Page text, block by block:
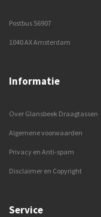
Postbus 56907
1040 AX Amsterdam
Informatie
Over Glansbeek Draagtassen
Algemene voorwaarden
Privacy en Anti-spam
Disclaimer en Copyright
Service